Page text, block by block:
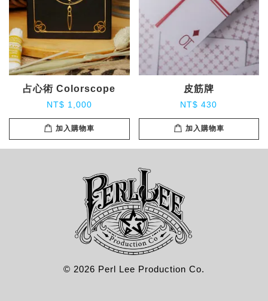
占心術 Colorscope
NT$ 1,000
加入購物車
皮筋牌
NT$ 430
加入購物車
© 2026 Perl Lee Production Co.